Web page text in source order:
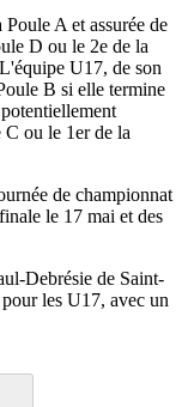
A et assurée de
D ou le 2e de la
U17, de son
B si elle termine
ou le 1er de la
de championnat
le 17 mai et des
Debrésie de Saint-
les U17, avec un